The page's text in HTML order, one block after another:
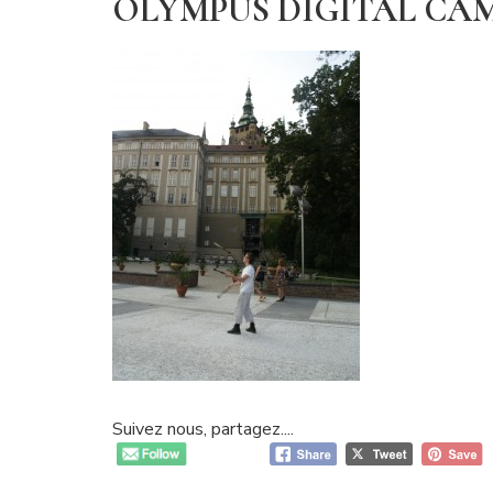
OLYMPUS DIGITAL
Suivez nous, partagez....